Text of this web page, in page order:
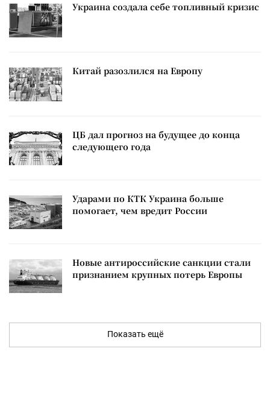
Украина создала себе топливный кризис
Китай разозлился на Европу
ЦБ дал прогноз на будущее до конца
следующего года
Ударами по КТК Украина больше
помогает, чем вредит России
Новые антироссийские санкции стали
признанием крупных потерь Европы
Показать ещё